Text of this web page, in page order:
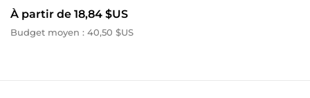
À partir de 18,84 $US
Budget moyen : 40,50 $US